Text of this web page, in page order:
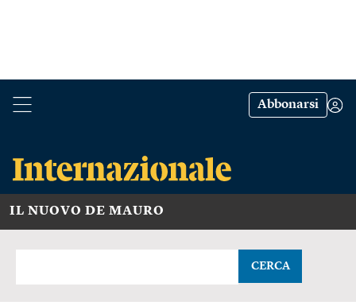
Abbonarsi
IL NUOVO DE MAURO
CERCA